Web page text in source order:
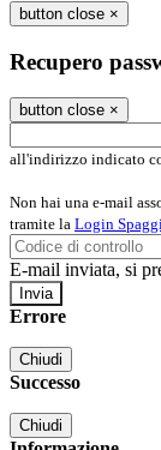
button close ×
Recupero
button close ×
all'indirizzo indicato
Non hai una e-mail
tramite la Login
E-mail inviata, si
Errore
Chiudi
Successo
Chiudi